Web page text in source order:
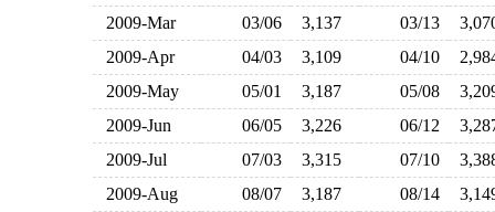
2009-Mar
03/06 3,137 03/13
2009-Apr
04/03 3,109 04/10
2009-May
05/01 3,187 05/08
2009-Jun
06/05 3,226 06/12
2009-Jul
07/03 3,315 07/10
2009-Aug
08/07 3,187 08/14